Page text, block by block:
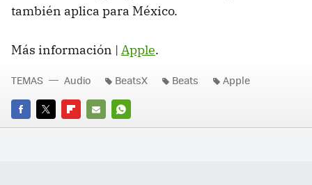
también aplica para México.
Más información | Apple.
FACEBOOK
TWITTERFLIPBOARD
E-
WHATSAPP
TEMAS Audio BeatsX Beats Apple